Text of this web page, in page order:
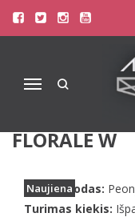
Navigacija
Pagrindinis Liemenėlės
Triumph Liemenėlės
TRIUMPH
SPALVOS
FLORALE W
Naujiena
Prekės kodas:
Turimas kiekis: